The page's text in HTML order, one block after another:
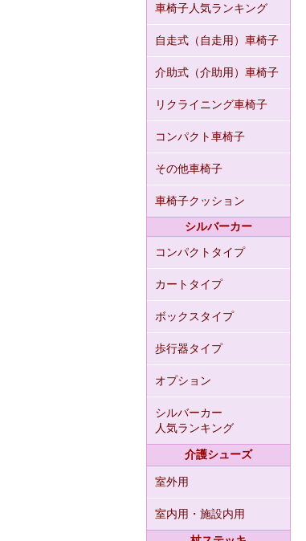
車椅子人気ランキング
自走式（自走用）車椅子
介助式（介助用）車椅子
リクライニング車椅子
コンパクト車椅子
その他車椅子
車椅子クッション
シルバーカー
コンパクトタイプ
カートタイプ
ボックスタイプ
歩行器タイプ
オプション
シルバーカー
人気ランキング
介護シューズ
室外用
室内用・施設内用